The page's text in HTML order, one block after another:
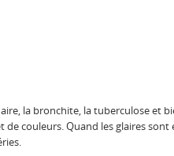
la bronchite, la tuberculose et
de couleurs. Quand les glaires sont